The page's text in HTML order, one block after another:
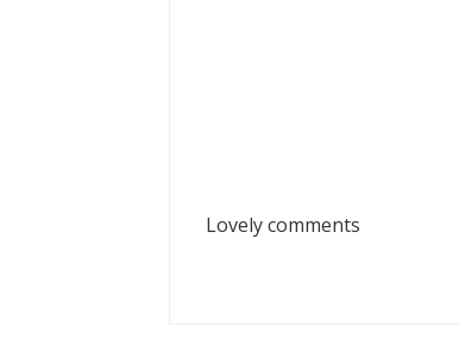
Lovely comments